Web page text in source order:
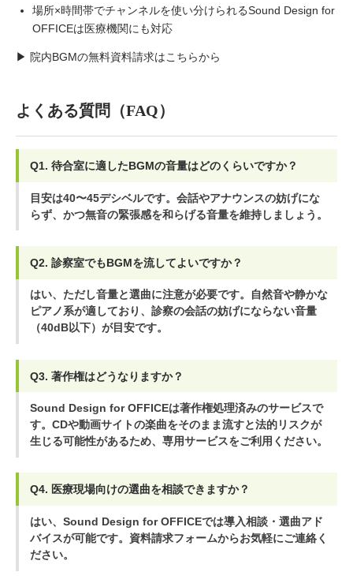
場所×時間帯でチャンネルを使い分けられるSound Design for
OFFICEは医療機関にも対応
▶ 院内BGMの無料資料請求はこちらから
よくある質問（FAQ）
Q1. 待合室に適したBGMの音量はどのくらいですか？
目安は40〜45デシベルです。会話やアナウンスの妨げにな
らず、かつ無音の緊張感を和らげる音量を維持しましょう。
Q2. 診察室でもBGMを流してよいですか？
はい、ただし音量と選曲に注意が必要です。自然音や静かな
ピアノ系が適しており、診察の会話の妨げにならない音量
（40dB以下）が目安です。
Q3. 著作権はどうなりますか？
Sound Design for OFFICEは著作権処理済みのサービスで
す。CDや動画サイトの楽曲をそのまま流すと法的リスクが
生じる可能性があるため、専用サービスをご利用ください。
Q4. 医療現場向けの選曲を相談できますか？
はい、Sound Design for OFFICEでは導入相談・選曲アド
バイスが可能です。資料請求フォームからお気軽にご連絡く
ださい。